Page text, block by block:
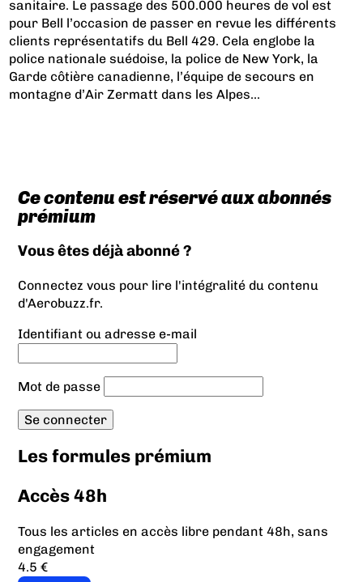
sanitaire. Le passage des 500.000 heures de vol est
pour Bell l’occasion de passer en revue les différents
clients représentatifs du Bell 429. Cela englobe la
police nationale suédoise, la police de New York, la
Garde côtière canadienne, l’équipe de secours en
montagne d’Air Zermatt dans les Alpes...
Ce contenu est réservé aux abonnés
prémium
Vous êtes déjà abonné ?
Connectez vous pour lire l'intégralité du contenu
d'Aerobuzz.fr.
Identifiant ou adresse e-mail
Mot de passe
Les formules prémium
Accès 48h
Tous les articles en accès libre pendant 48h, sans
engagement
4.5 €